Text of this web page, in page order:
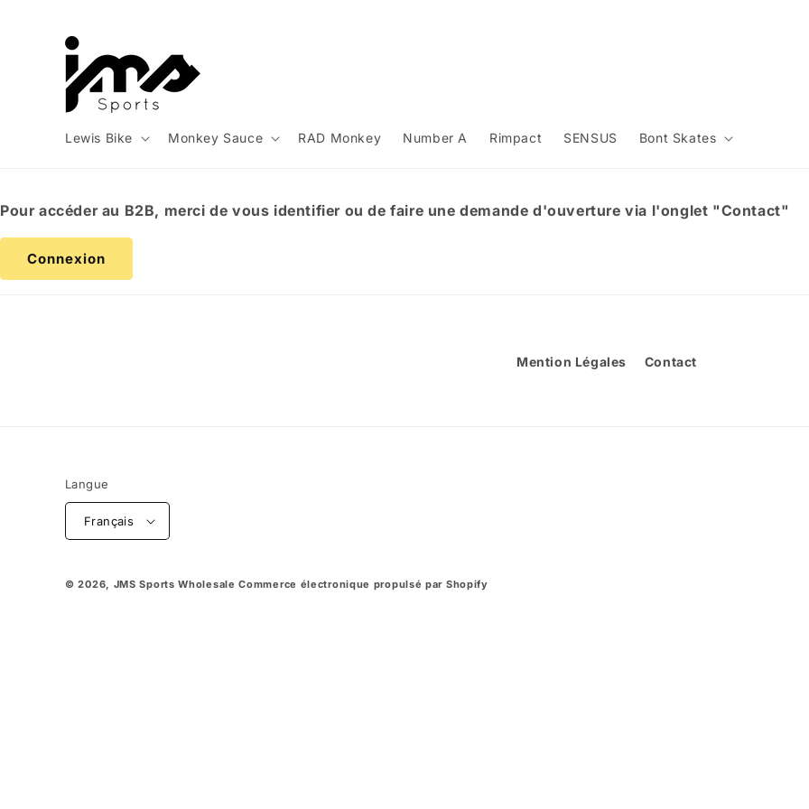
contenu
Lewis Bike Monkey Sauce RAD Monkey Number A Rimpact SENSUS Bont Skates
Pour accéder au B2B, merci de vous identifier ou de faire une demande d'ouverture via l'onglet "Contact"
Connexion
Mention Légales Contact
Langue
Français
© 2026, JMS Sports Wholesale Commerce électronique propulsé par Shopify